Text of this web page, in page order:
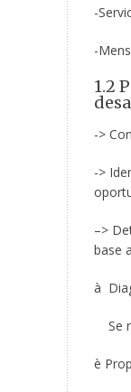
-
-
1.2
->
->
–>
base
à
Se
è